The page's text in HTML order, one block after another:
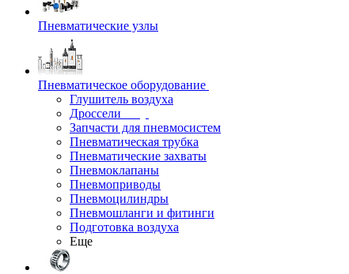
Пневматические узлы
Пневматическое оборудование
Глушитель воздуха
Дроссели
Запчасти для пневмосистем
Пневматическая трубка
Пневматические захваты
Пневмоклапаны
Пневмоприводы
Пневмоцилиндры
Пневмошланги и фитинги
Подготовка воздуха
Еще